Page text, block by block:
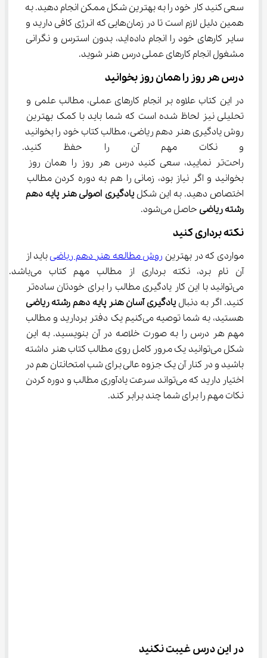
سعی کنید کار خود را به بهترین شکل ممکن انجام دهید. به
همین دلیل لازم است تا در زمان‌هایی که انرژی کافی دارید و
سایر کارهای خود را انجام داده‌اید، بدون استرس و نگرانی
مشغول انجام کارهای عملی درس هنر شوید.
درس هر روز را همان روز بخوانید
در این کتاب علاوه بر انجام کارهای عملی، مطالب علمی و
تحلیلی نیز لحاظ شده است که شما باید با کمک بهترین
روش یادگیری هنر دهم ریاضی، مطالب کتاب خود را بخوانید
و نکات مهم آن را حفظ کنید.
راحت‌تر نمایید، سعی کنید درس هر روز را همان روز
بخوانید و اگر نیاز بود، زمانی را هم به دوره کردن مطالب
اختصاص دهید. به این شکل یادگیری اصولی هنر پایه دهم
رشته ریاضی حاصل می‌شود.
نکته برداری کنید
مواردی که در بهترین روش مطالعه هنر دهم ریاضی باید از
آن نام برد، نکته برداری از
می‌توانید با این کار یادگیری مطالب را برای خودتان ساده‌تر
کنید. اگر به دنبال یادگیری آسان هنر پایه دهمرشته ریاضی
هستید، به شما توصیه می‌کنیم یک دفتر بردارید و مطالب
مهم هر درس را به صورت خلاصه در آن بنویسید. به این
شکل می‌توانید یک مرور کامل روی مطالب کتاب هنر داشته
باشید و در کنار آن یک جزوه عالی برای شب امتحانتان هم در
اختیار دارید که می‌تواند سرعت یادآوری مطالب و دوره کردن
نکات مهم را برای شما چند برابر کند.
در این درس غیبت نکنید